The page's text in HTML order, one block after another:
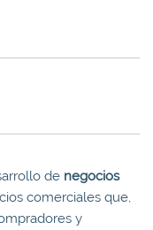
de negocios
comerciales que,
y